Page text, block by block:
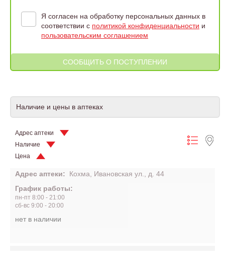
Я согласен на обработку персональных данных в
соответствии с политикой конфиденциальности и
пользовательским соглашением
Наличие и цены в аптеках
Адрес аптеки
Наличие
Цена
Адрес аптеки:
Кохма, Ивановская ул., д. 44
График работы:
пн-пт 8:00 - 21:00
сб-вс 9:00 - 20:00
нет в наличии